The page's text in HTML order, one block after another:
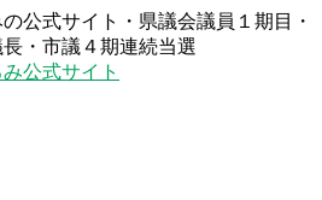
公式サイト・県議会議員１期目・
・市議４期連続当選